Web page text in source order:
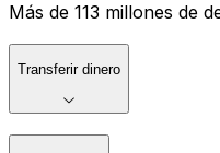
Más de 113 millones de
Transferir dinero